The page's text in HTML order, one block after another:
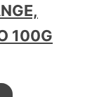
100G